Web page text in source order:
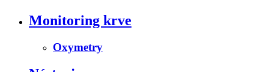
Monitoring krve
Oxymetry